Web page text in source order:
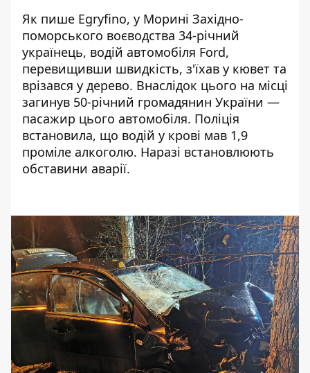
Як пише Egryfino, у Морині Західно-
поморського воєводства 34-річний
українець, водій автомобіля Ford,
перевищивши швидкість, з'їхав у кювет та
врізався у дерево. Внаслідок цього на місці
загинув 50-річний громадянин України —
пасажир цього автомобіля. Поліція
встановила, що водій у крові мав 1,9
проміле алкоголю. Наразі встановлюють
обставини аварії.